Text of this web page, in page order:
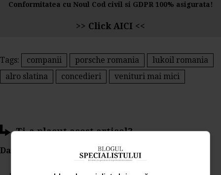
Conformitatea cu Noul Cod civil si GDPR 100% asigurata!
>> Click AICI <<
Tags: companii porsche romania
lukoil romania
alro slatina
concedieri venituri mai mici
Ti-a placut acest articol?
Da Like, Printeaza sau trimite pe Email!